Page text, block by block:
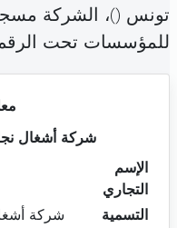
تونس ()، الشركة
للمؤسسات تحت
شركة أشغال
الإسم
التجاري
التسمية
شركة